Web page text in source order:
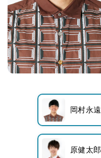
岡村永遠
原健太郎